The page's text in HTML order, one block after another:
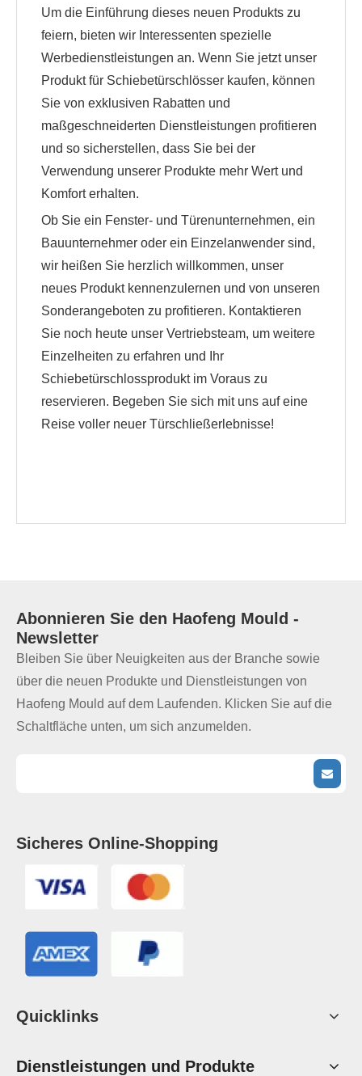
Um die Einführung dieses neuen Produkts zu
feiern, bieten wir Interessenten spezielle
Werbedienstleistungen an. Wenn Sie jetzt unser
Produkt für Schiebetürschlösser kaufen, können
Sie von exklusiven Rabatten und
maßgeschneiderten Dienstleistungen profitieren
und so sicherstellen, dass Sie bei der
Verwendung unserer Produkte mehr Wert und
Komfort erhalten.
Ob Sie ein Fenster- und Türenunternehmen, ein
Bauunternehmer oder ein Einzelanwender sind,
wir heißen Sie herzlich willkommen, unser
neues Produkt kennenzulernen und von unseren
Sonderangeboten zu profitieren. Kontaktieren
Sie noch heute unser Vertriebsteam, um weitere
Einzelheiten zu erfahren und Ihr
Schiebetürschlossprodukt im Voraus zu
reservieren. Begeben Sie sich mit uns auf eine
Reise voller neuer Türschließerlebnisse!
Abonnieren Sie den Haofeng Mould -
Newsletter
Bleiben Sie über Neuigkeiten aus der Branche sowie
über die neuen Produkte und Dienstleistungen von
Haofeng Mould auf dem Laufenden. Klicken Sie auf die
Schaltfläche unten, um sich anzumelden.
Sicheres Online-Shopping
Quicklinks
Dienstleistungen und Produkte